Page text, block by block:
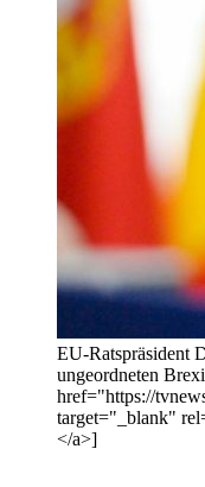
EU-Ratspräsident
ungeordneten
href="https://
target="_blank"
</a>]